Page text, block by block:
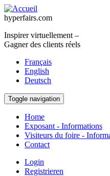
Aller au contenu principal
hyperfairs.com
Inspirer virtuellement –
Gagner des clients réels
Français
English
Deutsch
Toggle navigation
Home
Exposant - Informations
Visiteurs du foire -
Contact
Login
Registrieren